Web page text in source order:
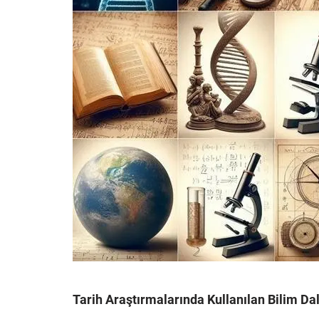
Tarih Araştırmalarında Kullanılan Bilim